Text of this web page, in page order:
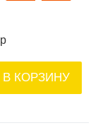
p
В КОРЗИНУ